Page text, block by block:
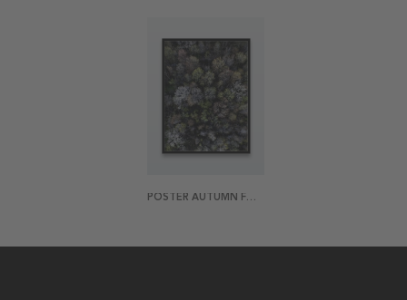
POSTER AUTUMN FOREST